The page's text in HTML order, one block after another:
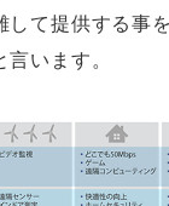
して提供する事
います。